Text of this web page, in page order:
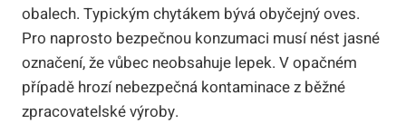
obalech. Typickým chytákem bývá obyčejný oves.
Pro naprosto bezpečnou konzumaci musí nést jasné
označení, že vůbec neobsahuje lepek. V opačném
případě hrozí nebezpečná kontaminace z běžné
zpracovatelské výroby.